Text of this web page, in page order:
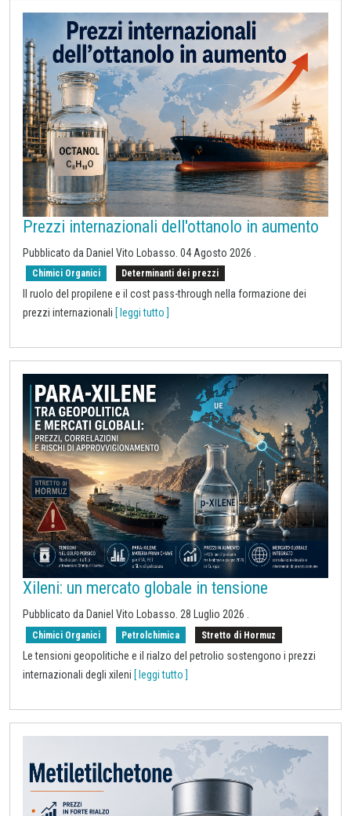
Prezzi internazionali dell'ottanolo in aumento
Pubblicato da Daniel Vito Lobasso 04 Agosto 2026
Chimici Organici Determinanti dei prezzi
Il ruolo del propilene e il cost pass-through nella formazione dei
prezzi internazionali [ leggi tutto ]
Xileni: un mercato globale in tensione
Pubblicato da Daniel Vito Lobasso. 28 Luglio 2026 .
Chimici Organici Petrolchimica Stretto di Hormuz
Le tensioni geopolitiche e il rialzo del petrolio sostengono i prezzi
internazionali degli xileni [ leggi tutto ]